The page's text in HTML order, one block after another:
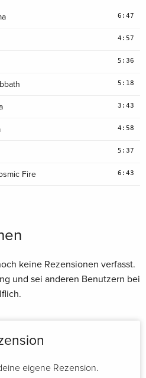
6:47
4:57
5:36
5:18
3:43
4:58
5:37
Fire 6:43
keine Rezensionen verfasst.
und sei anderen Benutzern bei
eigene Rezension.